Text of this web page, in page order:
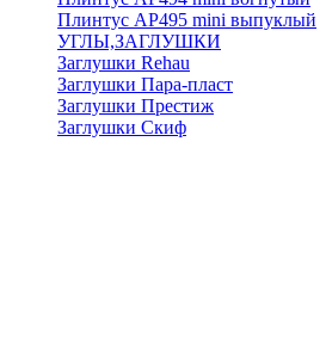
Плинтус АР495 mini выпуклый
УГЛЫ,ЗАГЛУШКИ
Заглушки Rehau
Заглушки Пара-пласт
Заглушки Престиж
Заглушки Скиф